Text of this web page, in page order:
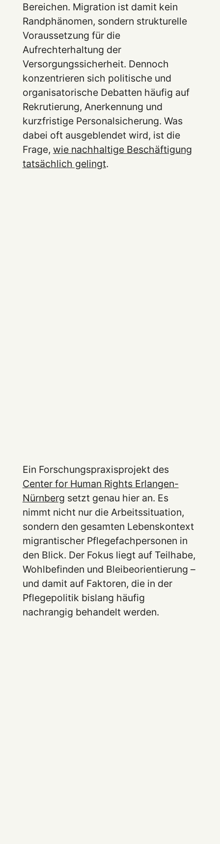
Bereichen. Migration ist damit kein
Randphänomen, sondern strukturelle
Voraussetzung für die
Aufrechterhaltung der
Versorgungssicherheit. Dennoch
konzentrieren sich politische und
organisatorische Debatten häufig auf
Rekrutierung, Anerkennung und
kurzfristige Personalsicherung. Was
dabei oft ausgeblendet wird, ist die
Frage, wie nachhaltige Beschäftigung
tatsächlich gelingt.
Ein Forschungspraxisprojekt des
Center for Human Rights Erlangen-
Nürnberg setzt genau hier an. Es
nimmt nicht nur die Arbeitssituation,
sondern den gesamten Lebenskontext
migrantischer Pflegefachpersonen in
den Blick. Der Fokus liegt auf Teilhabe,
Wohlbefinden und Bleibeorientierung –
und damit auf Faktoren, die in der
Pflegepolitik bislang häufig
nachrangig behandelt werden.